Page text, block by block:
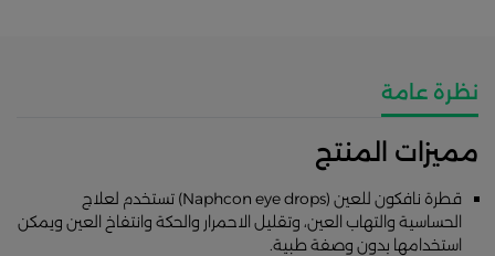
نظرة عامة
مميزات المنتج
قطرة نافكون للعين (Naphcon eye drops) تستخدم لعلاج
الحساسية والتهاب العين، وتقليل الاحمرار والحكة وانتفاخ العين ويمكن
استخدامها بدون وصفة طبية.